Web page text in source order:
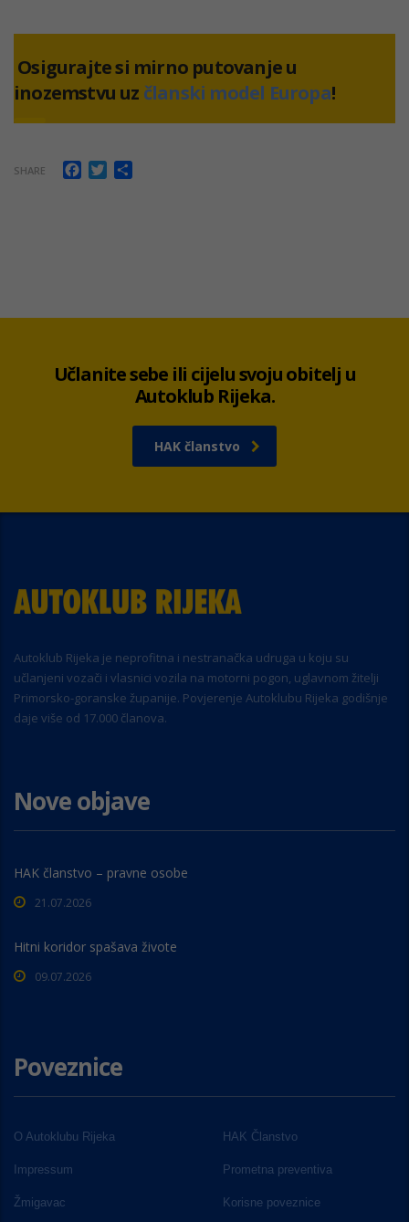
Osigurajte si mirno putovanje u
inozemstvu uz članski model Europa!
SHARE Facebook
Twitter
Učlanite sebe ili cijelu svoju obitelj u
Autoklub Rijeka.
HAK članstvo
Autoklub Rijeka je neprofitna i nestranačka udruga u koju su
učlanjeni vozači i vlasnici vozila na motorni pogon, uglavnom žitelji
Primorsko-goranske županije. Povjerenje Autoklubu Rijeka godišnje
daje više od 17.000 članova.
Nove objave
HAK članstvo – pravne osobe
21.07.2026
Hitni koridor spašava živote
09.07.2026
Poveznice
O Autoklubu Rijeka HAK Članstvo
Impressum Prometna preventiva
Žmigavac Korisne poveznice